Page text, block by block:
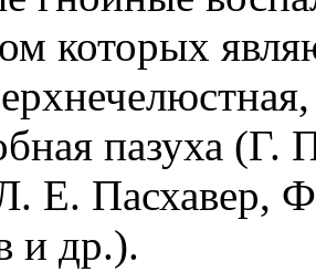
которых
пазуха
Л. Е.
и др.).